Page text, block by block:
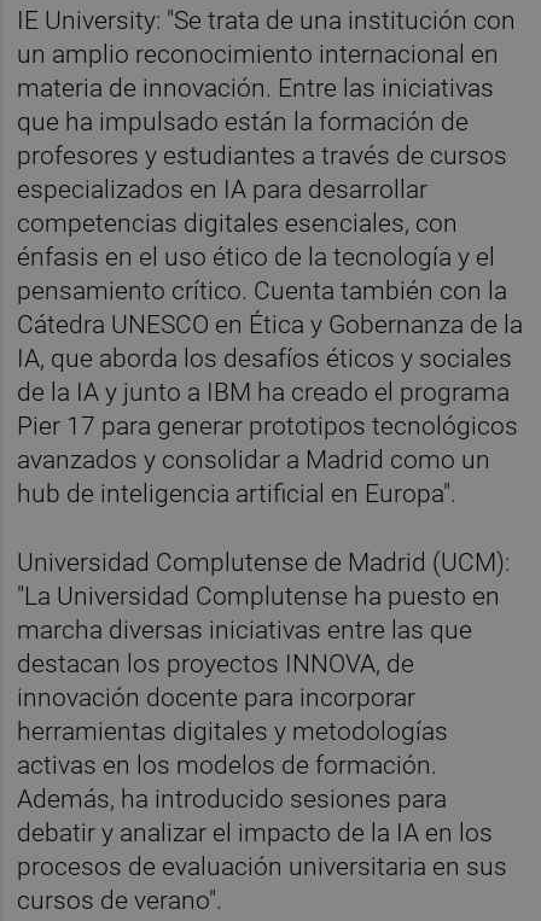
IE University: "Se trata de una institución con
un amplio reconocimiento internacional en
materia de innovación. Entre las iniciativas
que ha impulsado están la formación de
profesores y estudiantes a través de cursos
especializados en IA para desarrollar
competencias digitales esenciales, con
énfasis en el uso ético de la tecnología y el
pensamiento crítico. Cuenta también con la
Cátedra UNESCO en Ética y Gobernanza de la
IA, que aborda los desafíos éticos y sociales
de la IA y junto a IBM ha creado el programa
Pier 17 para generar prototipos tecnológicos
avanzados y consolidar a Madrid como un
hub de inteligencia artificial en Europa".
Universidad Complutense de Madrid (UCM):
"La Universidad Complutense ha puesto en
marcha diversas iniciativas entre las que
destacan los proyectos INNOVA, de
innovación docente para incorporar
herramientas digitales y metodologías
activas en los modelos de formación.
Además, ha introducido sesiones para
debatir y analizar el impacto de la IA en los
procesos de evaluación universitaria en sus
cursos de verano".